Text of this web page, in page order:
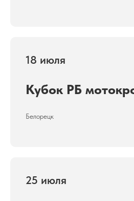
18 июля
Кубок РБ
Белорецк
25 июля